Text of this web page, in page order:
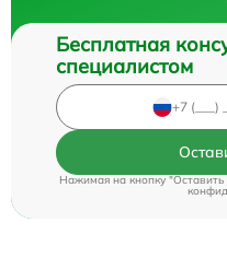
Бесплатная
специалистом
Нажимая на кнопку